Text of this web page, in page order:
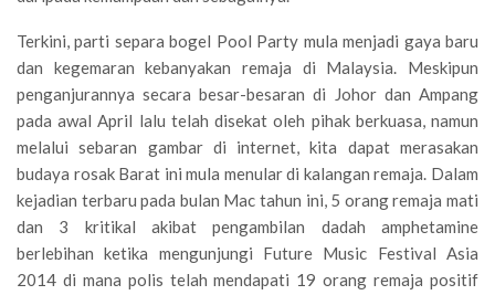
Terkini, parti separa bogel Pool Party mula menjadi gaya baru
dan kegemaran kebanyakan remaja di Malaysia. Meskipun
penganjurannya secara besar-besaran di Johor dan Ampang
pada awal April lalu telah disekat oleh pihak berkuasa, namun
melalui sebaran gambar di internet, kita dapat merasakan
budaya rosak Barat ini mula menular di kalangan remaja. Dalam
kejadian terbaru pada bulan Mac tahun ini, 5 orang remaja mati
dan 3 kritikal akibat pengambilan dadah amphetamine
berlebihan ketika mengunjungi Future Music Festival Asia
2014 di mana polis telah mendapati 19 orang remaja positif